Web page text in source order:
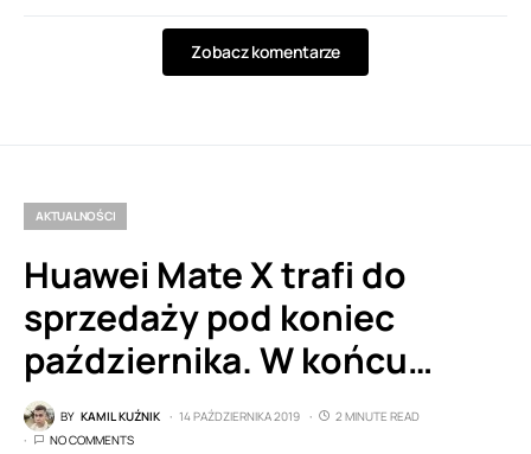
Zobacz komentarze
AKTUALNOŚCI
Huawei Mate X trafi do
sprzedaży pod koniec
października. W końcu…
BY KAMIL KUŹNIK 14 PAŹDZIERNIKA 2019
2 MINUTE READ
NO COMMENTS